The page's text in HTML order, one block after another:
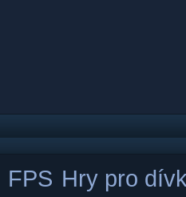
FPS Hry pro